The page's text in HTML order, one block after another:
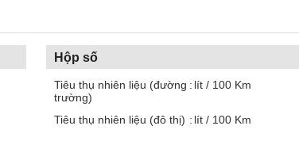
Hộp số
Tiêu thụ nhiên liệu (đường
trường)
lít / 100 Km
Tiêu thụ nhiên liệu (đô thị) lít / 100 Km